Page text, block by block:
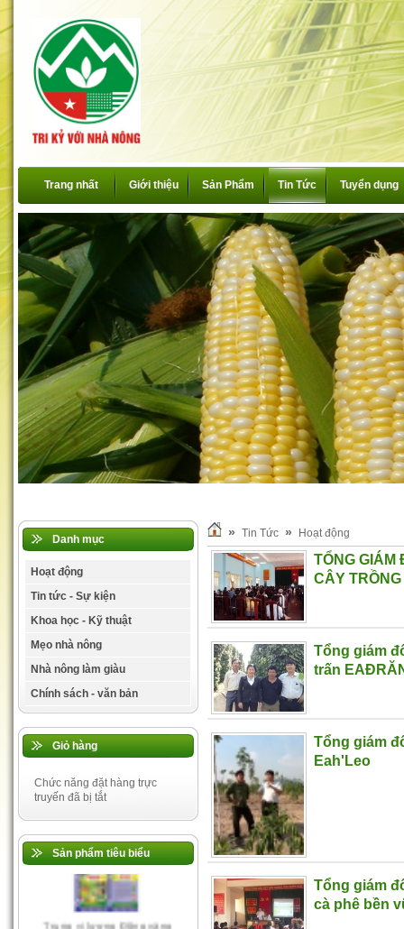
Trang nhất Giới thiệu Sản Phẩm Tin Tức Tuyển dụng
Danh mục
Hoạt động
Tin tức - Sự kiện
Khoa học - Kỹ thuật
Mẹo nhà nông
Nhà nông làm giàu
Chính sách - văn bản
Giỏ hàng
Chức năng đặt hàng trực
truyến đã bị tắt
Sản phẩm tiêu biểu
30-09-2013 11:43:41 AM
Ma Giê Đồng Vàng
10-06-2012 02:28:08 PM
» Tin Tức » Hoạt động
TỔNG GIÁM
CÂY
Tổng giám
trấn
Tổng giám
Eah'Leo
Tổng giám
cà phê bền